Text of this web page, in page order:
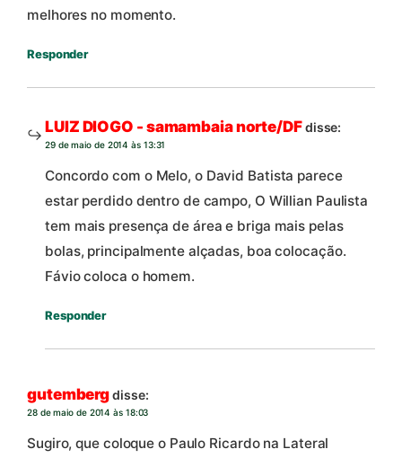
melhores no momento.
Responder
LUIZ DIOGO - samambaia norte/DFdisse:
29 de maio de 2014 às 13:31
Concordo com o Melo, o David Batista parece
estar perdido dentro de campo, O Willian Paulista
tem mais presença de área e briga mais pelas
bolas, principalmente alçadas, boa colocação.
Fávio coloca o homem.
Responder
gutembergdisse:
28 de maio de 2014 às 18:03
Sugiro, que coloque o Paulo Ricardo na Lateral